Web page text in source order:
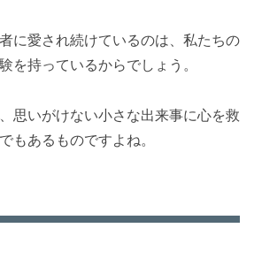
に愛され続けているのは、私たちの
を持っているからでしょう。
思いがけない小さな出来事に心を救
もあるものですよね。